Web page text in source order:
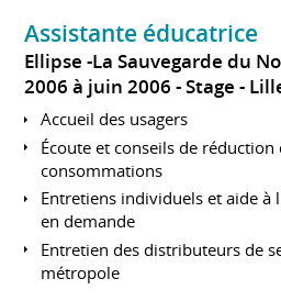
Assistante éducatrice
Ellipse -La Sauvegarde du
2006 à juin 2006 Stage
Accueil des usagers
Écoute et conseils de
consommations
Entretiens individuels et aide à
en demande
Entretien des distributeurs de
métropole